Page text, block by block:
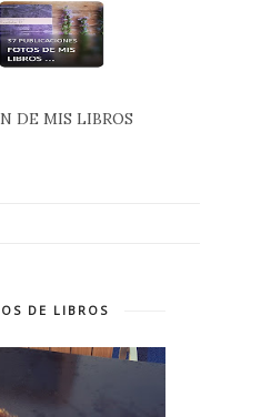
DE MIS LIBROS
DE LIBROS